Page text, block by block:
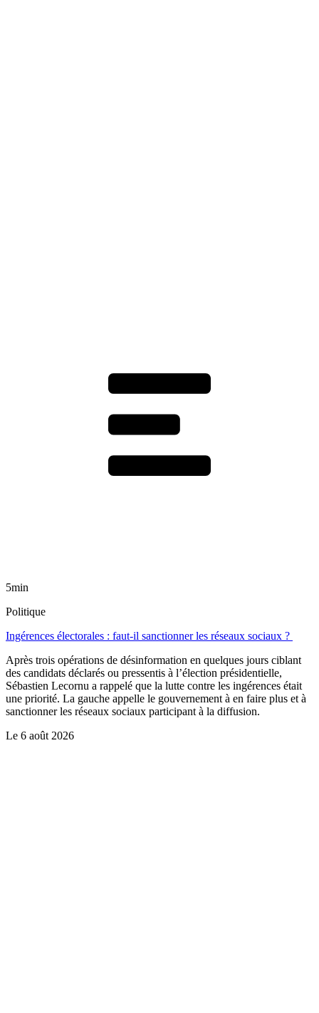
5min
Politique
Ingérences électorales : faut-il sanctionner les réseaux sociaux ?
Après trois opérations de désinformation en quelques jours ciblant
des candidats déclarés ou pressentis à l’élection présidentielle,
Sébastien Lecornu a rappelé que la lutte contre les ingérences était
une priorité. La gauche appelle le gouvernement à en faire plus et à
sanctionner les réseaux sociaux participant à la diffusion.
Le 6 août 2026